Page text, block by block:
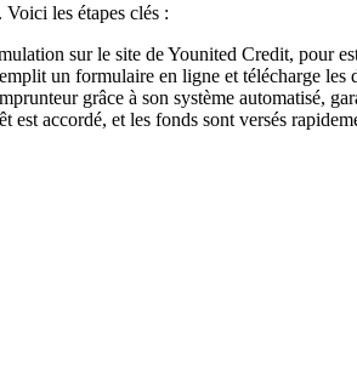
les étapes clés :
sur le site de Younited Credit, pour
un formulaire en ligne et télécharge
grâce à son système automatisé,
est accordé, et les fonds sont versés